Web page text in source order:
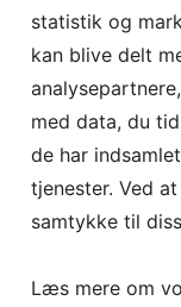
statistik og
kan blive delt
med data, du
de har
tjenester. Ved
samtykke til
Læs mere om